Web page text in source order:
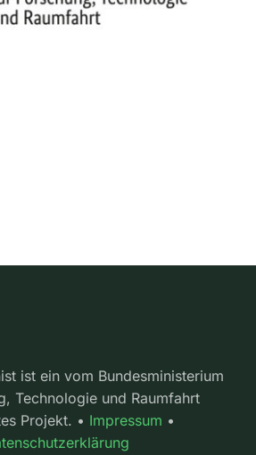
ist ein vom Bundesministerium
Technologie und Raumfahrt
Projekt. • Impressum •